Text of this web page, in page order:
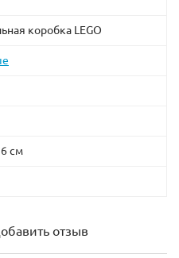
коробка LEGO
см
отзыв